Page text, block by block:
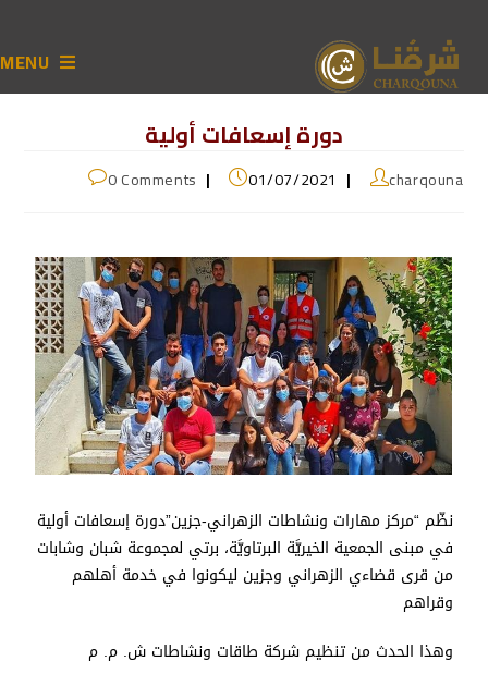
MENU
دورة إسعافات أولية
charqouna
01/07/2021
0 Comments
نظّم “مركز مهارات ونشاطات الزهراني-جزين”دورة إسعافات أولية
في مبنى الجمعية الخيريَّة البرتاويَّة، برتي لمجموعة شبان وشابات
من قرى قضاءي الزهراني وجزين ليكونوا في خدمة أهلهم
وقراهم
وهذا الحدث من تنظيم شركة طاقات ونشاطات ش. م. م